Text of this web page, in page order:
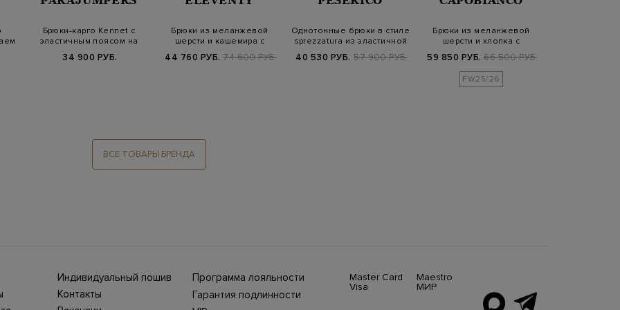
Брюки-карго Kennet c
эластичным поясом на
34 900 РУБ.
Брюки из меланжевой
шерсти и кашемира с
44 760 РУБ. 74 600 РУБ.
Однотонные брюки в стиле
sprezzatura из эластичной
40 530 РУБ. 57 900 РУБ.
Брюки из меланжевой
шерсти и хлопка с
59 850 РУБ. 66 500 РУБ.
FW25/26
ВСЕ ТОВАРЫ БРЕНДА
Индивидуальный пошив
Ежегодно в бутики
Stefano Ricci, Brioni,
Canali приезжают
Контакты
Программа лояльности
Гарантия подлинности
Master Card
Visa
Maestro
МИР